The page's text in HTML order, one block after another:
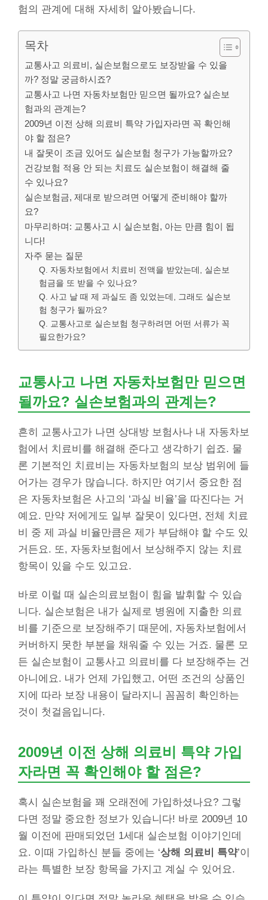
험의 관계에 대해 자세히 알아봤습니다.
목차
교통사고 의료비, 실손보험으로도 보장받을 수 있을
까? 정말 궁금하시죠?
교통사고 나면 자동차보험만 믿으면 될까요? 실손보
험과의 관계는?
2009년 이전 상해 의료비 특약 가입자라면 꼭 확인해
야 할 점은?
내 잘못이 조금 있어도 실손보험 청구가 가능할까요?
건강보험 적용 안 되는 치료도 실손보험이 해결해 줄
수 있나요?
실손보험금, 제대로 받으려면 어떻게 준비해야 할까
요?
마무리하며: 교통사고 시 실손보험, 아는 만큼 힘이 됩
니다!
자주 묻는 질문
Q. 자동차보험에서 치료비 전액을 받았는데, 실손보
험금을 또 받을 수 있나요?
Q. 사고 날 때 제 과실도 좀 있었는데, 그래도 실손보
험 청구가 될까요?
Q. 교통사고로 실손보험 청구하려면 어떤 서류가 꼭
필요한가요?
교통사고 나면 자동차보험만 믿으면
될까요? 실손보험과의 관계는?
흔히 교통사고가 나면 상대방 보험사나 내 자동차보
험에서 치료비를 해결해 준다고 생각하기 쉽죠. 물
론 기본적인 치료비는 자동차보험의 보상 범위에 들
어가는 경우가 많습니다. 하지만 여기서 중요한 점
은 자동차보험은 사고의 ‘과실 비율’을 따진다는 거
예요. 만약 저에게도 일부 잘못이 있다면, 전체 치료
비 중 제 과실 비율만큼은 제가 부담해야 할 수도 있
거든요. 또, 자동차보험에서 보상해주지 않는 치료
항목이 있을 수도 있고요.
바로 이럴 때 실손의료보험이 힘을 발휘할 수 있습
니다. 실손보험은 내가 실제로 병원에 지출한 의료
비를 기준으로 보장해주기 때문에, 자동차보험에서
커버하지 못한 부분을 채워줄 수 있는 거죠. 물론 모
든 실손보험이 교통사고 의료비를 다 보장해주는 건
아니에요. 내가 언제 가입했고, 어떤 조건의 상품인
지에 따라 보장 내용이 달라지니 꼼꼼히 확인하는
것이 첫걸음입니다.
2009년 이전 상해 의료비 특약가입
자라면 꼭 확인해야 할 점은?
혹시 실손보험을 꽤 오래전에 가입하셨나요? 그렇
다면 정말 중요한 정보가 있습니다! 바로 2009년 10
월 이전에 판매되었던 1세대 실손보험 이야기인데
요. 이때 가입하신 분들 중에는 ‘상해 의료비 특약’이
라는 특별한 보장 항목을 가지고 계실 수 있어요.